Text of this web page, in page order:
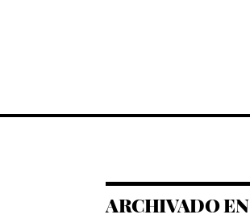
ARCHIVADO EN